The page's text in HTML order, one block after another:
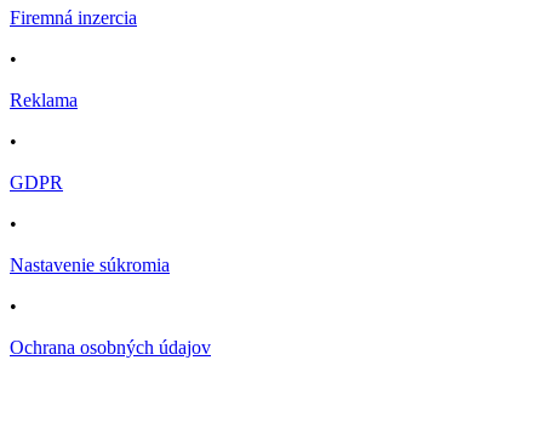
Firemná inzercia
•
Reklama
•
GDPR
•
Nastavenie súkromia
•
Ochrana osobných údajov